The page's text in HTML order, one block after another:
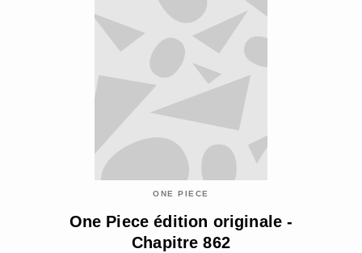
ONE PIECE
One Piece édition originale -
Chapitre 862